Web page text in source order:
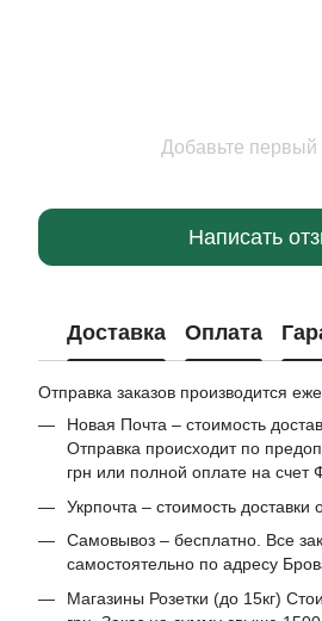
Добавьте первый
Написать
Доставка Оплата
Отправка заказов производится
Новая Почта – стоимость
Отправка происходит по
грн или полной оплате на счет
Укрпочта – стоимость доставки
Самовывоз – бесплатно. Все
самостоятельно по адресу
Магазины Розетки (до 15кг)